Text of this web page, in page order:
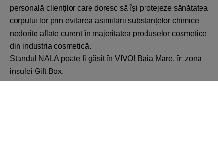
personală clienților care doresc să își protejeze sănătatea
corpului lor prin evitarea asimilării substanțelor chimice
nedorite aflate curent în majoritatea produselor cosmetice
din industria cosmetică.
Standul NALA poate fi găsit în VIVO! Baia Mare, în zona
insulei Gift Box.